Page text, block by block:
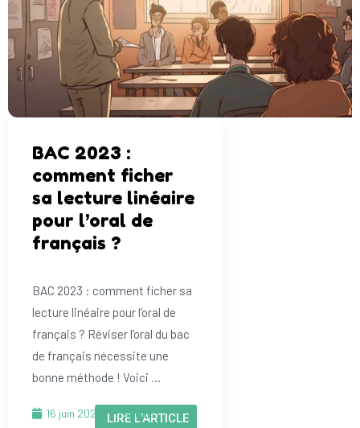
BAC 2023 :
comment ficher
sa lecture linéaire
pour l’oral de
français ?
BAC 2023 : comment ficher sa
lecture linéaire pour l’oral de
français ? Réviser l’oral du bac
de français nécessite une
bonne méthode ! Voici …
16 juin 2023 Français
LIRE L'ARTICLE